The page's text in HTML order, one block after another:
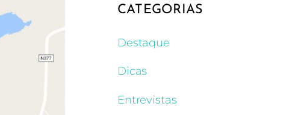
CATEGORIAS
Destaque
Dicas
Entrevistas